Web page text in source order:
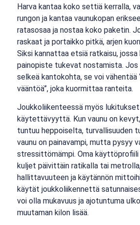
Harva kantaa koko settiä kerralla,
rungon ja kantaa vaunukopan
ratasosaa ja nostaa koko paketin.
raskaat ja portaikko pitkä, arjen
Siksi kannattaa etsiä ratkaisu, jossa
painopiste tukevat nostamista. Jos
selkeä kantokohta, se voi vähentää
vääntöä”, joka kuormittaa ranteita.
Joukkoliikenteessä myös
käytettävyyttä. Kun vaunu on
tuntuu heppoiselta, turvallisuuden
vaunu on painavampi, mutta pysyy
stressittömämpi. Oma käyttöprofiili
kuljet päivittäin ratikalla tai
hallittavuuteen ja käytännön
käytät joukkoliikennettä
voi olla mukavuus ja ajotuntuma
muutaman kilon lisää.